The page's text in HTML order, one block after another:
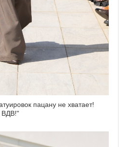
пацану не хватает!
ВДВ!"